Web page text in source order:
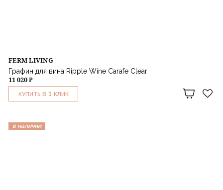
FERM LIVING
Графин для вина Ripple Wine Carafe Clear
11 020 ₽
КУПИТЬ В 1 КЛИК
в наличии